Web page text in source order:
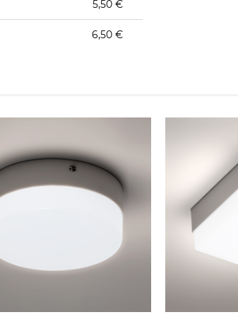
5,50 €
6,50 €